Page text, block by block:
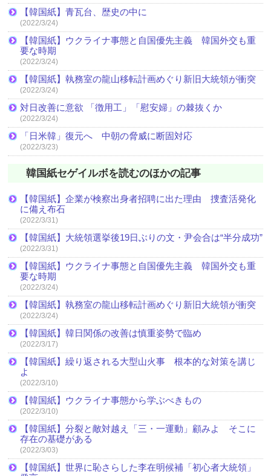
【韓国紙】青瓦台、歴史の中に
(2022/3/24)
【韓国紙】ウクライナ事態と自国優先主義 韓国外交も重
要な時期
(2022/3/24)
【韓国紙】執務室の龍山移転計画めぐり新旧大統領が衝突
(2022/3/24)
対日改善に意欲 「徴用工」「慰安婦」の棘抜くか
(2022/3/24)
「日米韓」復元へ 中朝の脅威に断固対応
(2022/3/23)
韓国紙セゲイルボを読むのほかの記事
【韓国紙】企業が検察出身者招聘に出た理由 捜査活発化
に備え布石
(2022/3/31)
【韓国紙】大統領選挙後19日ぶりの文・尹会合は“半分成功”
(2022/3/31)
【韓国紙】ウクライナ事態と自国優先主義 韓国外交も重
要な時期
(2022/3/24)
【韓国紙】執務室の龍山移転計画めぐり新旧大統領が衝突
(2022/3/24)
【韓国紙】韓日関係の改善は慎重姿勢で臨め
(2022/3/17)
【韓国紙】繰り返される大型山火事 根本的な対策を講じ
よ
(2022/3/10)
【韓国紙】ウクライナ事態から学ぶべきもの
(2022/3/10)
【韓国紙】分裂と敵対越え「三・一運動」顧みよ そこに
存在の基礎がある
(2022/3/03)
【韓国紙】世界に恥さらした李在明候補「初心者大統領」